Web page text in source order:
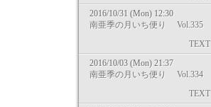
2016/10/31 (Mon) 12:30
南亜季の月いち便り Vol.335
TEXT
2016/10/03 (Mon) 21:37
南亜季の月いち便り Vol.334
TEXT